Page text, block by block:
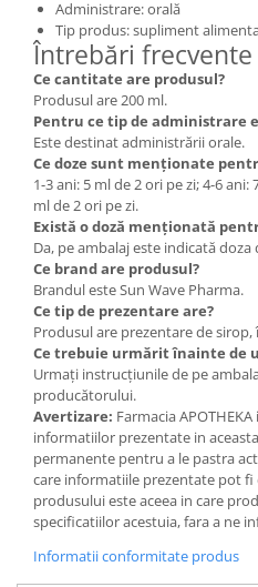
Administrare: orală
Tip produs: supliment
Întrebări frecvente
Ce cantitate are produsul?
Produsul are 200 ml.
Pentru ce tip de administrare
Este destinat administrării orale.
Ce doze sunt menționate
1-3 ani: 5 ml de 2 ori pe zi; 4-6 ani:
ml de 2 ori pe zi.
Există o doză menționată
Da, pe ambalaj este indicată doza
Ce brand are produsul?
Brandul este Sun Wave Pharma.
Ce tip de prezentare are?
Produsul are prezentare de sirop,
Ce trebuie urmărit înainte de
Urmați instrucțiunile de pe
producătorului.
Avertizare: Farmacia
informatiilor prezentate in
permanente pentru a le pastra
care informatiile prezentate pot fi
produsului este aceea in care
specificatiilor acestuia, fara a ne
Informatii conformitate produs